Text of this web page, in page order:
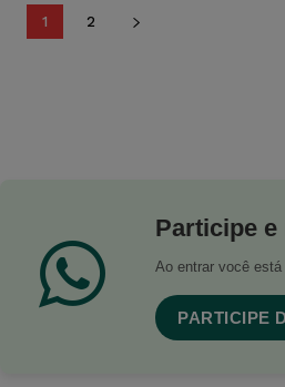
1 2
Participe
Ao entrar você
PARTICIPE